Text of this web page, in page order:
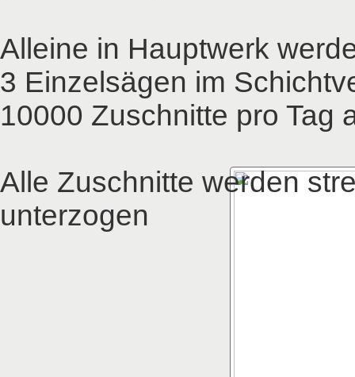
Alleine in Hauptwerk
3 Einzelsägen im
10000 Zuschnitte pro Tag
Alle Zuschnitte werden
unterzogen